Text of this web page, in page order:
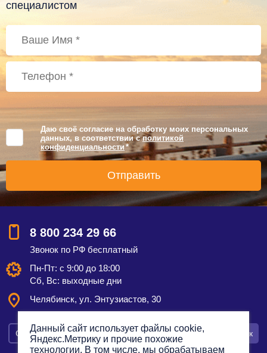
специалистом
Даю своё согласие на обработку моих персональных
данных, в соответствии сполитикой
конфиденциальности *
8 800 234 29 66
Звонок по РФ бесплатный
Пн-Пт: с 9:00 до 18:00
Сб, Вс: выходные дни
Челябинск, ул. Энтузиастов, 30
Смотреть на карте Оставить заявку Заказать звонок
Данный сайт использует файлы cookie,
Яндекс.Метрику и прочие похожие
технологии. В том числе, мы обрабатываем